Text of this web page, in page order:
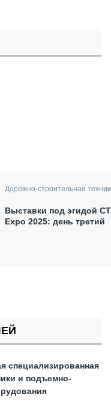
Дорожно-строительная
Выставки под эгидой
Expo 2025: день третий
специализированная
и подъемно-